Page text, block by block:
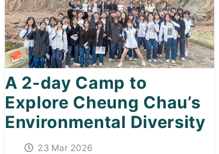
Curricula
Co-curricular Activity
Centenarian
Companion
Search
A 2-day Camp to
Explore Cheung Chau’s
Environmental Diversity
23 Mar 2026